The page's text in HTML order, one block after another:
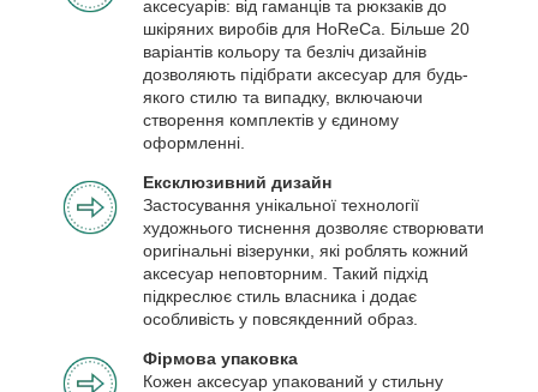
аксесуарів: від гаманців та рюкзаків до
шкіряних виробів для HoReCa. Більше 20
варіантів кольору та безліч дизайнів
дозволяють підібрати аксесуар для будь-
якого стилю та випадку, включаючи
створення комплектів у єдиному
оформленні.
Ексклюзивний дизайн
Застосування унікальної технології
художнього тиснення дозволяє створювати
оригінальні візерунки, які роблять кожний
аксесуар неповторним. Такий підхід
підкреслює стиль власника і додає
особливість у повсякденний образ.
Фірмова упаковка
Кожен аксесуар упакований у стильну